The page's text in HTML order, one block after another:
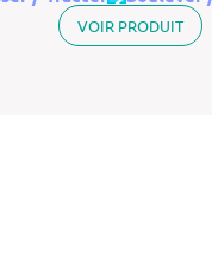
VOIR PRODUIT